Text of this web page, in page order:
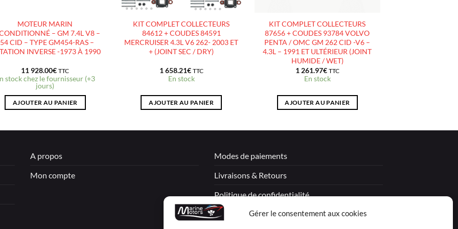
Gérer le consentement aux cookies
MOTEUR MARIN
– GM 7.4L V8 –
CID – TYPE GM454-RAS –
INVERSE -1973 À 1990
11 928.00€ TTC
stock chez le fournisseur (+3
jours)
AJOUTER AU PANIER
KIT COMPLET COLLECTEURS
84612 + COUDES 84591
MERCRUISER 4.3L V6 262- 2003 ET
+ (JOINT SEC / DRY)
1 658.21€ TTC
En stock
AJOUTER AU PANIER
KIT COMPLET COLLECTEURS
87656 + COUDES 93784 VOLVO
PENTA / OMC GM 262 CID -V6 –
4.3L – 1991 ET ULTÉRIEUR (JOINT
HUMIDE / WET)
1 261.97€ TTC
En stock
AJOUTER AU PANIER
A propos
Mon compte
Modes de paiements
Livraisons & Retours
Politique de confidentialité
Mentions légales